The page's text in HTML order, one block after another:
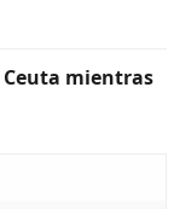
Ceuta mientras